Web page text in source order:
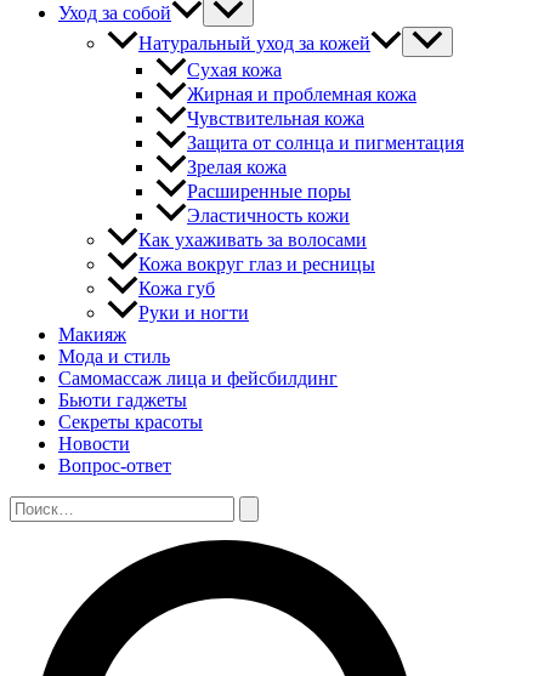
Уход за собой
Натуральный уход за кожей
Сухая кожа
Жирная и проблемная кожа
Чувствительная кожа
Защита от солнца и пигментация
Зрелая кожа
Расширенные поры
Эластичность кожи
Как ухаживать за волосами
Кожа вокруг глаз и ресницы
Кожа губ
Руки и ногти
Макияж
Мода и стиль
Самомассаж лица и фейсбилдинг
Бьюти гаджеты
Секреты красоты
Новости
Вопрос-ответ
Поиск: